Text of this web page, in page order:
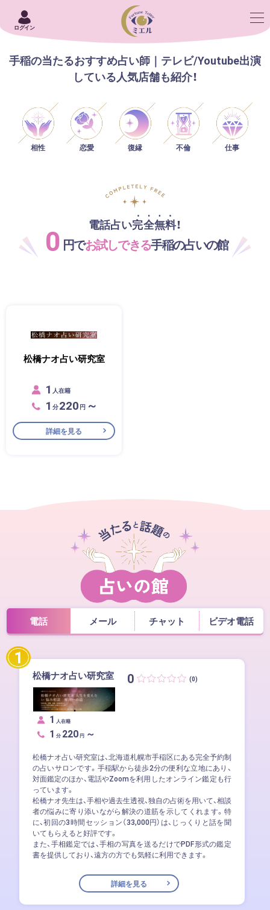
ログイン
手稲の当たるおすすめ占い師｜テレビ/Youtube出演
している人気店舗も紹介！
相性 恋愛 復縁 不倫 仕事
電話占い完全無料！
0 円でお試しできる手稲の占いの館
松橋ナオ占い研究室
1 人在籍
1 分220 円 ～
詳細を見る
電話 メール チャット ビデオ電話
1
松橋ナオ占い研究室 0 (0)
1 人在籍
1 分 220 円 ～
​松橋ナオ占い研究室は、北海道札幌市手稲区にある完全予約制
の占いサロンです。​手稲駅から徒歩2分の便利な立地にあり、
対面鑑定のほか、電話やZoomを利用したオンライン鑑定も行
っています。​
松橋ナオ先生は、手相や過去生透視、独自の占術を用いて、相談
者の悩みに寄り添いながら解決の道筋を示してくれます。​特
に、初回の3時間セッション（33,000円）は、じっくりと話を聞
いてもらえると好評です。​
また、手相鑑定では、手相の写真を送るだけでPDF形式の鑑定
書を提供しており、遠方の方でも気軽に利用できます。
詳細を見る